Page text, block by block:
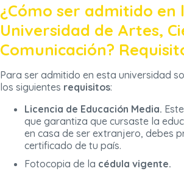
¿Cómo ser admitido en
Universidad de Artes,
Comunicación?
Para ser admitido en esta universidad
los siguientes requisitos:
Licencia de Educación Media.
que garantiza que cursaste la
en casa de ser extranjero, debes
certificado de tu país.
Fotocopia de la cédula vigente.